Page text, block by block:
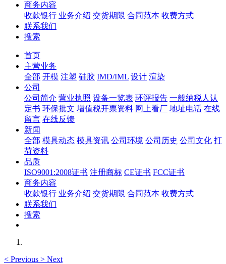
商务内容
收款银行 业务介绍 交货期限 合同范本 收费方式
联系我们
搜索
首页
主营业务
全部 开模 注塑 硅胶 IMD/IML 设计 渲染
公司
公司简介 营业执照 设备一览表 环评报告 一般纳税人认
定书 环保批文 增值税开票资料 网上看厂 地址电话 在线
留言 在线反馈
新闻
全部 模具动态 模具资讯 公司环境 公司历史 公司文化 打
荷资料
品质
ISO9001:2008证书 注册商标 CE证书 FCC证书
商务内容
收款银行 业务介绍 交货期限 合同范本 收费方式
联系我们
搜索
< Previous > Next